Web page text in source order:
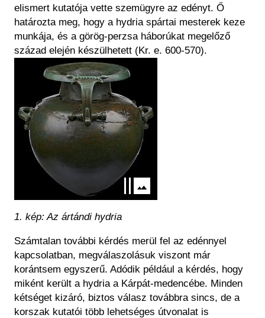
elismert kutatója vette szemügyre az edényt. Ő
határozta meg, hogy a hydria spártai mesterek keze
munkája, és a görög-perzsa háborúkat megelőző
század elején készülhetett (Kr. e. 600-570).
1. kép: Az ártándi hydria
Számtalan további kérdés merül fel az edénnyel
kapcsolatban, megválaszolásuk viszont már
korántsem egyszerű. Adódik például a kérdés, hogy
miként került a hydria a Kárpát-medencébe. Minden
kétséget kizáró, biztos válasz továbbra sincs, de a
korszak kutatói több lehetséges útvonalat is